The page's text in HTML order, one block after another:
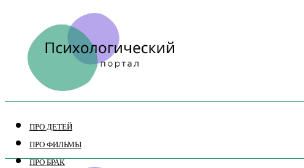
ПРО ДЕТЕЙ
ПРО ФИЛЬМЫ
ПРО БРАК